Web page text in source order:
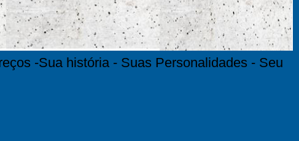
-Sua história - Suas Personalidades - Seu